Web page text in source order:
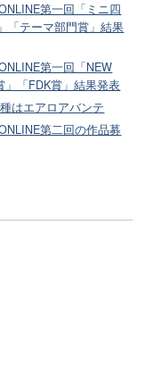
第一回「ミニ四
「テーマ部門賞」結果
第一回「NEW
」「FDK賞」結果発表
はエアロアバンテ
第二回の作品募